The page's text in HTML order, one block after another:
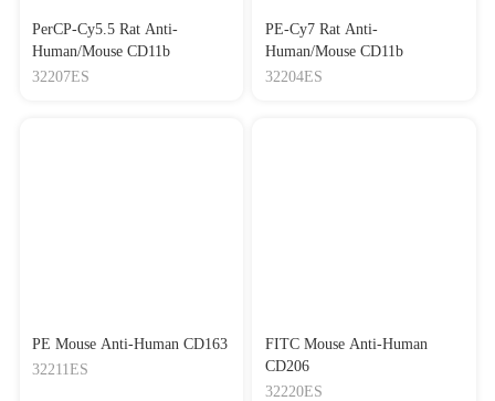
PerCP-Cy5.5 Rat Anti-
Human/Mouse CD11b
32207ES
PE-Cy7 Rat Anti-
Human/Mouse CD11b
32204ES
PE Mouse Anti-Human CD163
32211ES
FITC Mouse Anti-Human
CD206
32220ES